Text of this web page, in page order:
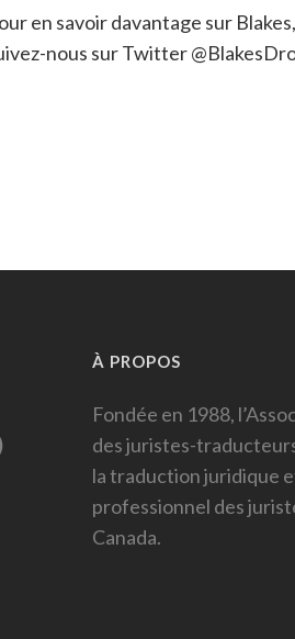
en savoir davantage sur
nous sur Twitter
À PROPOS
Fondée en 1988,
des juristes-
la traduction juridique
professionnel des
Canada.